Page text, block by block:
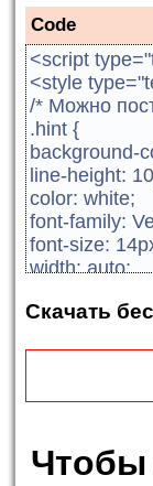
Code
<script
<style
/* Можно
.hint {
background-
line-height:
color: white;
font-family:
font-size:
width: auto;
border-right:
padding:
visibility:
</style>
Скачать
Чтобы